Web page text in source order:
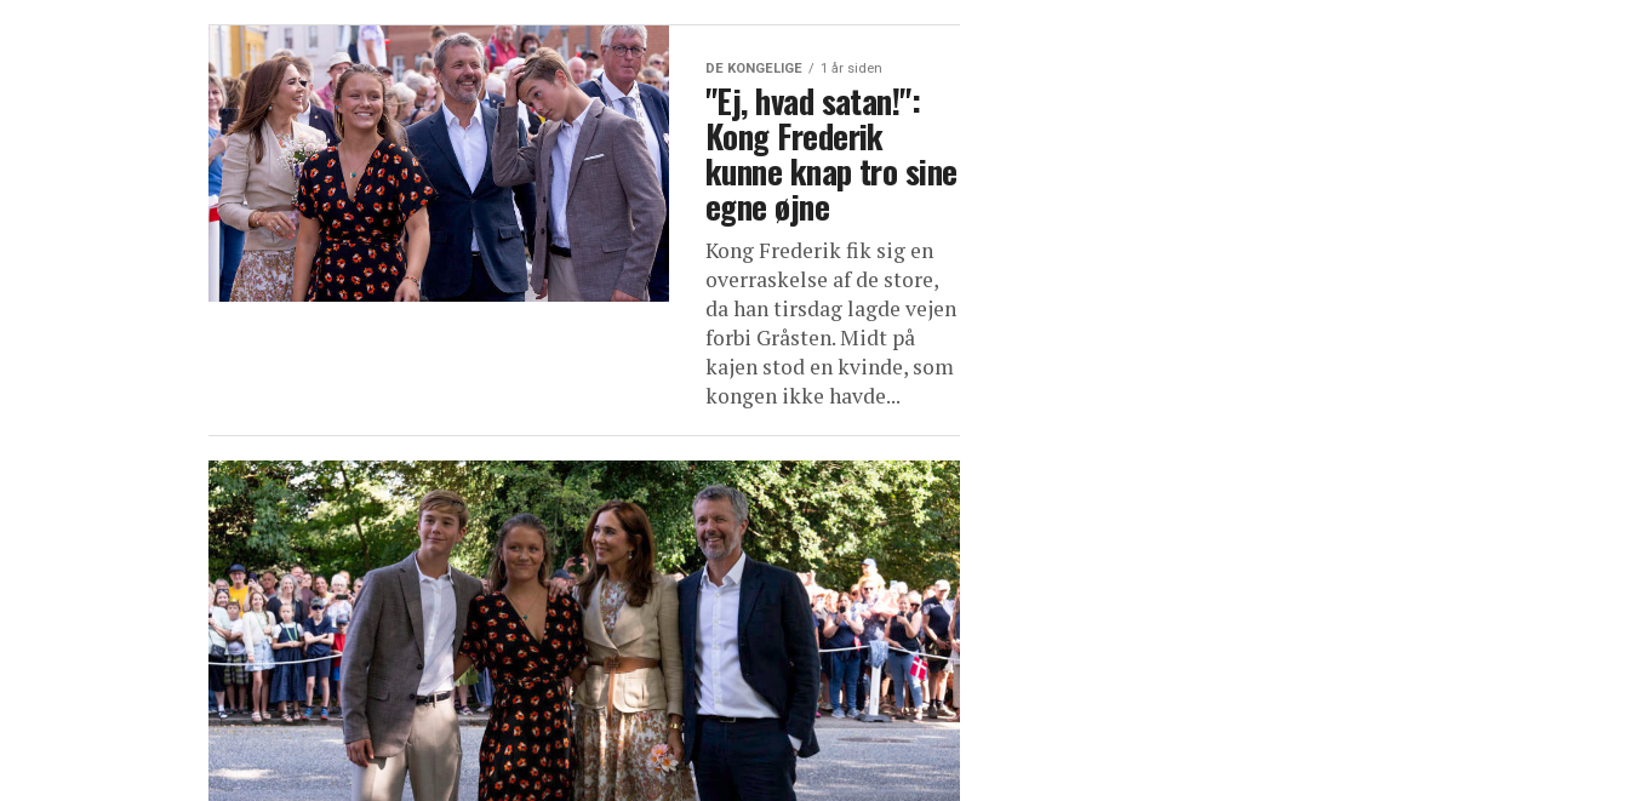
DE KONGELIGE 1 år siden
"Ej, hvad satan!":
Kong Frederik
kunne knap tro sine
egne øjne
Kong Frederik fik sig en
overraskelse af de store,
da han tirsdag lagde vejen
forbi Gråsten. Midt på
kajen stod en kvinde, som
kongen ikke havde...